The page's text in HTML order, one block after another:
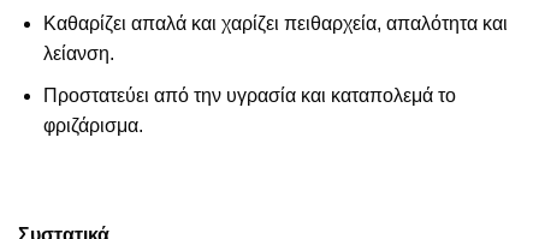
Καθαρίζει απαλά και χαρίζει πειθαρχεία, απαλότητα και
λείανση.
Προστατεύει από την υγρασία και καταπολεμά το
φριζάρισμα.